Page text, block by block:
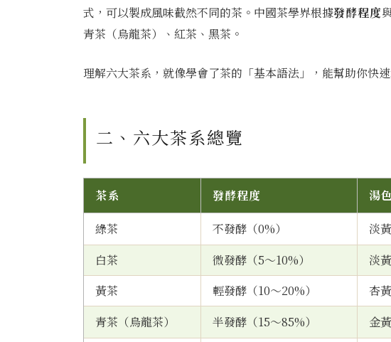
式，可以製成風味截然不同的茶。中國茶學界根據發酵程度
青茶（烏龍茶）、紅茶、黑茶。
理解六大茶系，就像學會了茶的「基本語法」，能幫助你快
二、六大茶系總覽
茶系 發酵程度 湯色
綠茶 不發酵（0%） 淡
白茶
微發酵（5～10%） 淡黃
黃茶
輕發酵（10～20%） 杏黃
青茶（烏龍茶）
半發酵（15～85%） 金